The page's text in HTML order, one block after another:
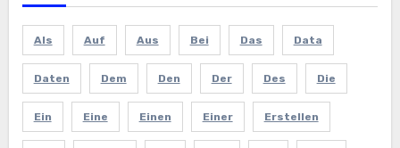
Als Auf Aus Bei Das Data
Daten Dem Den Der Des Die
Ein Eine Einen Einer Erstellen